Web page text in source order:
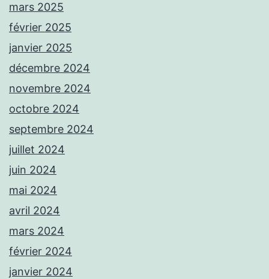
mars 2025
février 2025
janvier 2025
décembre 2024
novembre 2024
octobre 2024
septembre 2024
juillet 2024
juin 2024
mai 2024
avril 2024
mars 2024
février 2024
janvier 2024